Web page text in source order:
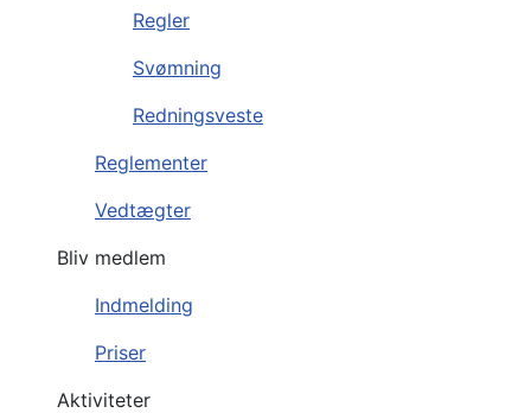
Regler
Svømning
Redningsveste
Reglementer
Vedtægter
Bliv medlem
Indmelding
Priser
Aktiviteter